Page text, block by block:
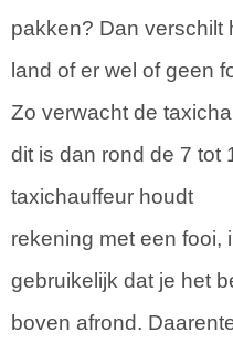
pakken? Dan verschilt
land of er wel of geen
Zo verwacht de
dit is dan rond de 7 tot
taxichauffeur houdt
rekening met een fooi,
gebruikelijk dat je het
boven afrond.